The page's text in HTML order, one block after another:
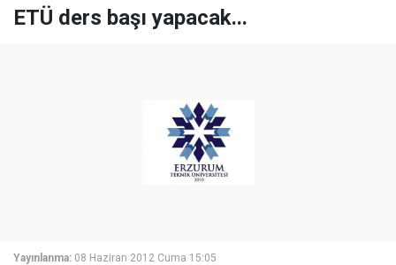
ETÜ ders başı yapacak...
Yayınlanma: 08 Haziran 2012 Cuma 15:05